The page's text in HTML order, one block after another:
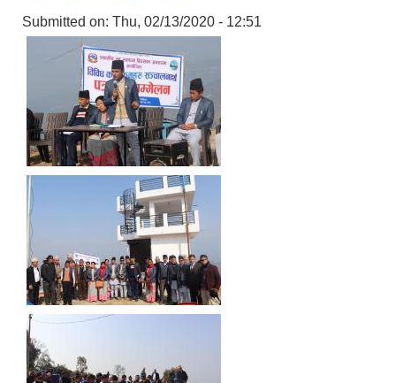
Submitted on: Thu, 02/13/2020 - 12:51